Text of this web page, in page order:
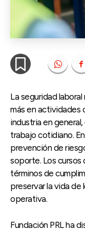
La seguridad
más en actividades
industria en
trabajo cotidiano.
prevención de
soporte. Los cursos
términos de
preservar la vida de
operativa.
Fundación PRL ha